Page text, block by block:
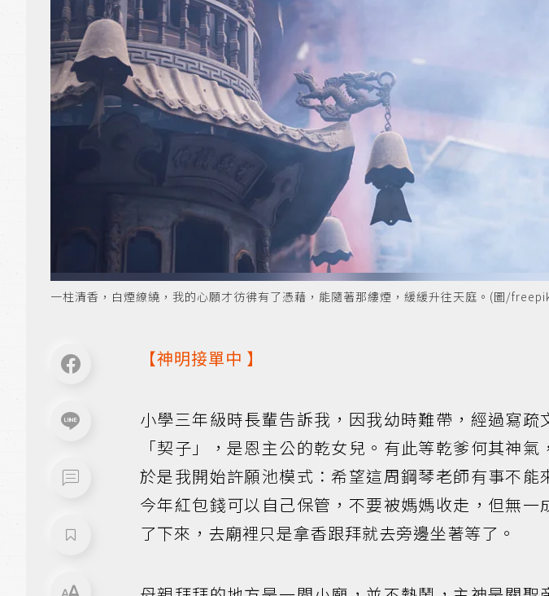
一柱清香，白煙繚繞，我的心願才彷彿有了憑藉，能隨著那縷煙，緩緩升往天庭。(圖/
【神明接單中 】
小學三年級時長輩告訴我，因我幼時難帶，經過寫疏
「契子」，是恩主公的乾女兒。有此等乾爹何其神
於是我開始許願池模式：希望這周鋼琴老師有事不能
今年紅包錢可以自己保管，不要被媽媽收走，但無一
了下來，去廟裡只是拿香跟拜就去旁邊坐著等了。